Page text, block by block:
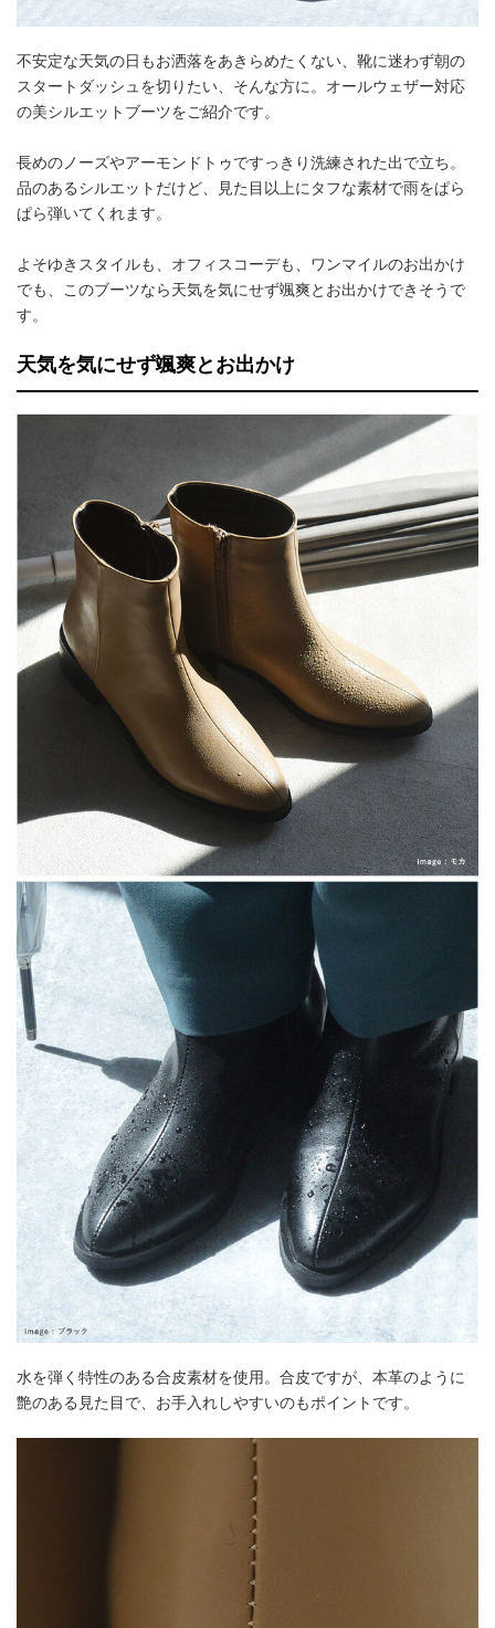
不安定な天気の日もお洒落をあきらめたくない、靴に迷わず朝の
スタートダッシュを切りたい、そんな方に。オールウェザー対応
の美シルエットブーツをご紹介です。
長めのノーズやアーモンドトゥですっきり洗練された出で立ち。
品のあるシルエットだけど、見た目以上にタフな素材で雨をぱら
ぱら弾いてくれます。
よそゆきスタイルも、オフィスコーデも、ワンマイルのお出かけ
でも、このブーツなら天気を気にせず颯爽とお出かけできそうで
す。
天気を気にせず颯爽とお出かけ
水を弾く特性のある合皮素材を使用。合皮ですが、本革のように
艶のある見た目で、お手入れしやすいのもポイントです。